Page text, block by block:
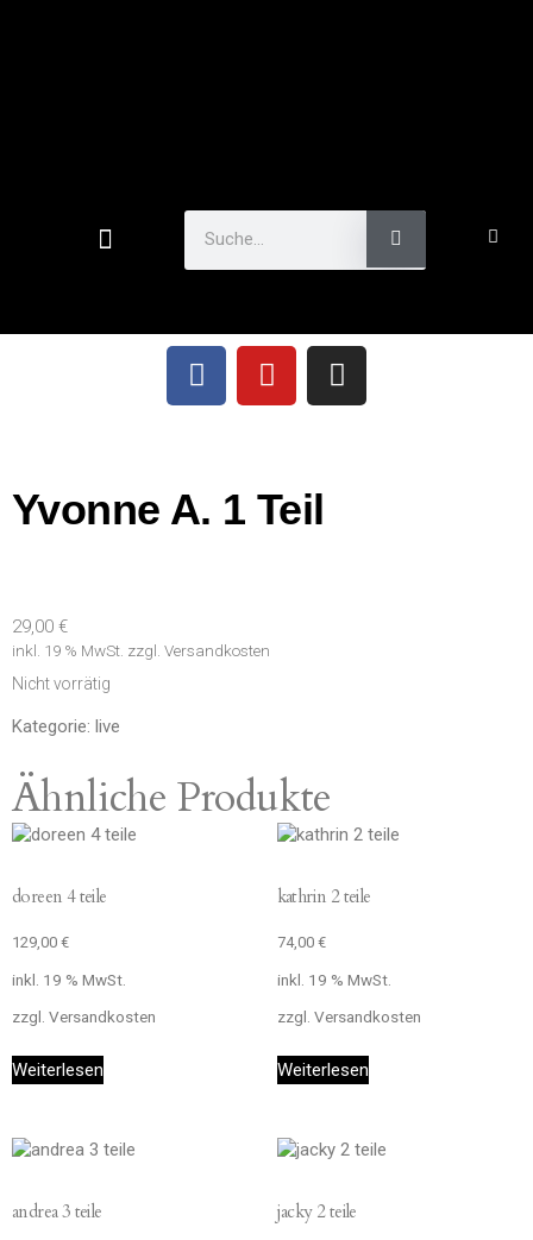
Yvonne A. 1 Teil
29,00 €
inkl. 19 % MwSt. zzgl. Versandkosten
Nicht vorrätig
Kategorie: live
Ähnliche Produkte
doreen 4 teile
129,00 €
inkl. 19 % MwSt.
zzgl. Versandkosten
Weiterlesen
kathrin 2 teile
74,00 €
inkl. 19 % MwSt.
zzgl. Versandkosten
Weiterlesen
andrea 3 teile jacky 2 teile